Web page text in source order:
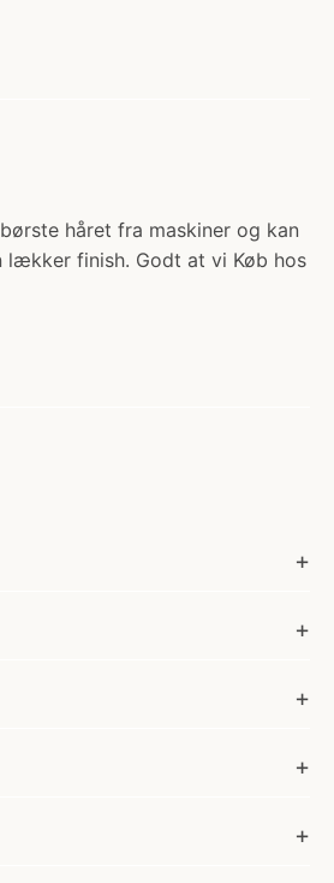
håret fra maskiner og kan
finish. Godt at vi Køb hos